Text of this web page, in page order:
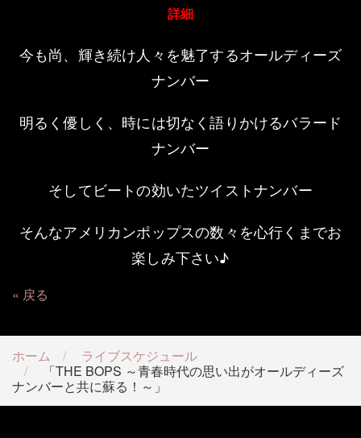
詳細
今も尚、輝き続け人々を魅了するオールディーズ
ナンバー
明るく優しく、時には切なく語りかけるバラード
ナンバー
そしてビートの効いたツイストナンバー
そんなアメリカンポップスの数々を心行くまでお
楽しみ下さい♪
戻る
ホーム
ライブスケジュール
「THE BOPS ～青春時代の思い出がオールディーズ
ナンバーと共に蘇る！～」